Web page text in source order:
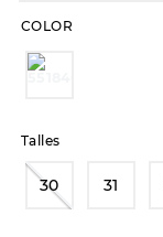
COLOR
Talles
30 31